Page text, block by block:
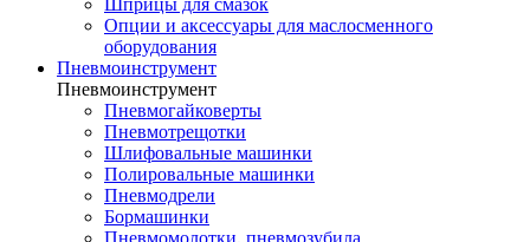
Шприцы для смазок
Опции и аксессуары для маслосменного
оборудования
Пневмоинструмент
Пневмоинструмент
Пневмогайковерты
Пневмотрещотки
Шлифовальные машинки
Полировальные машинки
Пневмодрели
Бормашинки
Пневмомолотки, пневмозубила